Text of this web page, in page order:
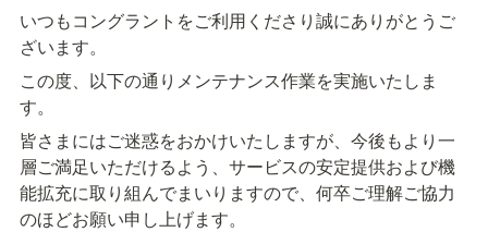
いつもコングラントをご利用くださり誠にありがとうご
ざいます。
この度、以下の通りメンテナンス作業を実施いたしま
す。
皆さまにはご迷惑をおかけいたしますが、今後もより一
層ご満足いただけるよう、サービスの安定提供および機
能拡充に取り組んでまいりますので、何卒ご理解ご協力
のほどお願い申し上げます。